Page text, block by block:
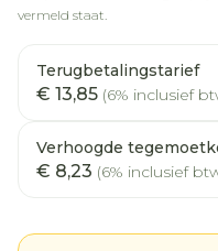
vermeld staat.
Terugbetalingstarief
€ 13,85 (6% inclusief
Verhoogde
€ 8,23 (6% inclusief